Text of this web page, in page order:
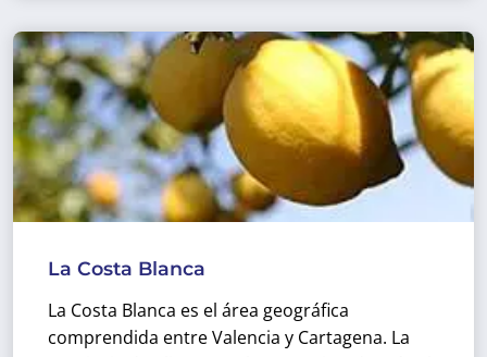
La Costa Blanca
La Costa Blanca es el área geográfica
comprendida entre Valencia y Cartagena. La